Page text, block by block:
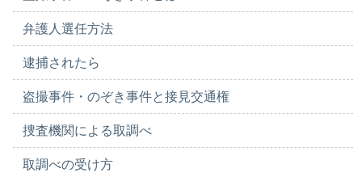
弁護人選任方法
逮捕されたら
盗撮事件・のぞき事件と接見交通権
捜査機関による取調べ
取調べの受け方